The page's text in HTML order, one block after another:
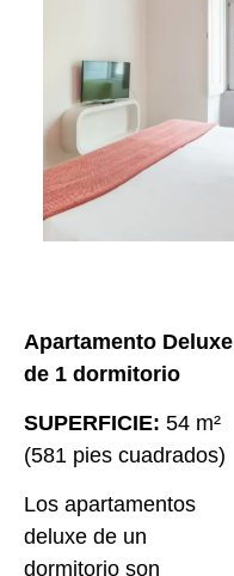
Apartamento Deluxe
de 1 dormitorio
SUPERFICIE: 54 m²
(581 pies cuadrados)
Los apartamentos
deluxe de un
dormitorio son